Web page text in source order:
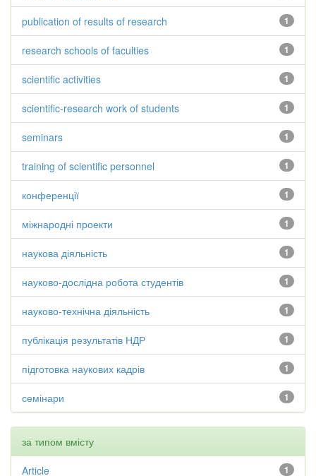
1
publication of results of research
1
research schools of faculties
1
scientific activities
1
scientific-research work of students
1
seminars
1
training of scientific personnel
1
конференції
1
міжнародні проекти
1
наукова діяльність
1
науково-дослідна робота студентів
1
науково-технічна діяльність
1
публікація результатів НДР
1
підготовка наукових кадрів
1
семінари
за типом вмісту
1
Article